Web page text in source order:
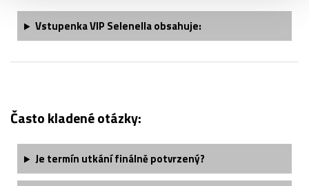
VstupenkaVIP Selenellaobsahuje:
Často kladené otázky:
Je termín utkání finálně potvrzený?